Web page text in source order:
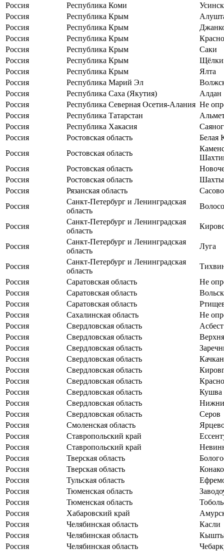
Россия
Республика Коми
Усинск
Россия
Республика Крым
Россия
Республика Крым
Россия
Республика Крым
Россия
Республика Крым
Саки
Россия
Республика Крым
Россия
Республика Крым
Ялта
Россия
Республика Марий Эл
Россия
Республика Саха (Якутия)
Алдан
Россия
Республика Северная Осетия-Алания Не
Россия
Республика Татарстан
Россия
Республика Хакасия
Россия
Ростовская область
Белая
Россия
Ростовская область
Россия
Ростовская область
Россия
Ростовская область
Шахты
Россия
Рязанская область
Сасово
Россия
Санкт-Петербург и Ленинградская
область
Россия
Санкт-Петербург и Ленинградская
область
Россия
Санкт-Петербург и Ленинградская
область
Луга
Россия
Санкт-Петербург и Ленинградская
область
Россия
Саратовская область
Не
Россия
Саратовская область
Вольск
Россия
Саратовская область
Россия
Сахалинская область
Не
Россия
Свердловская область
Асбест
Россия
Свердловская область
Россия
Свердловская область
Россия
Свердловская область
Россия
Свердловская область
Россия
Свердловская область
Россия
Свердловская область
Кушва
Россия
Свердловская область
Россия
Свердловская область
Серов
Россия
Смоленская область
Россия
Ставропольский край
Россия
Ставропольский край
Россия
Тверская область
Россия
Тверская область
Россия
Тульская область
Россия
Тюменская область
Россия
Тюменская область
Россия
Хабаровский край
Россия
Челябинская область
Касли
Россия
Челябинская область
Россия
Челябинская область